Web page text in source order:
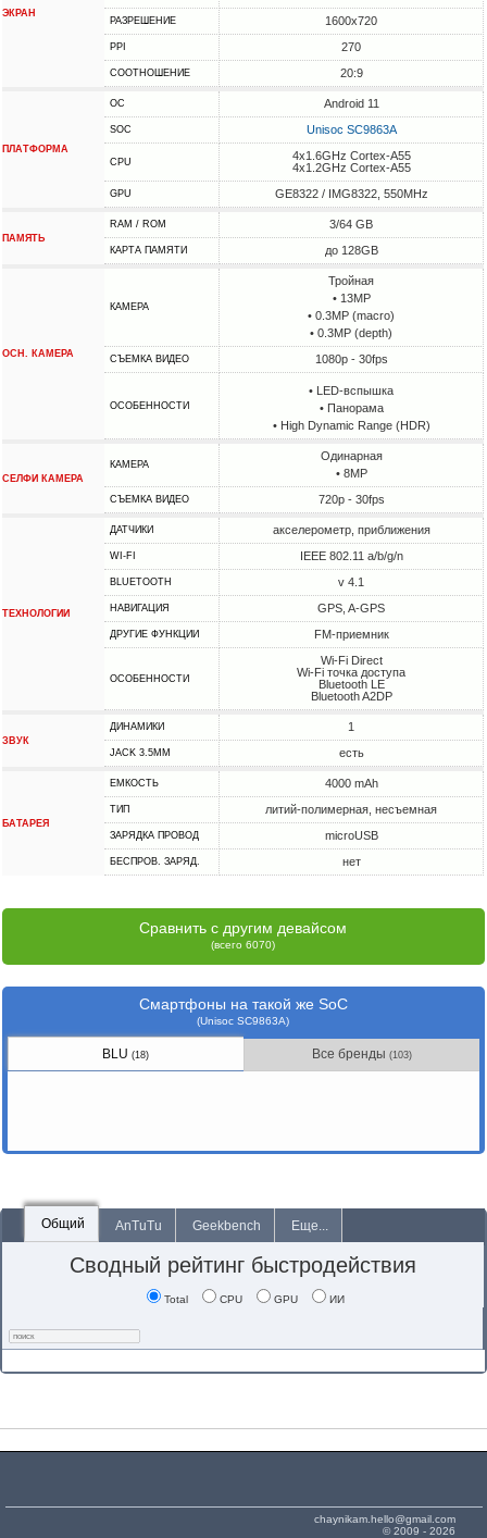
ЭКРАН
РАЗРЕШЕНИЕ 1600x720
PPI 270
СООТНОШЕНИЕ 20:9
ПЛАТФОРМА
ОС Android 11
SOC Unisoc SC9863A
CPU
4x1.6GHz Cortex-A55
4x1.2GHz Cortex-A55
GPU GE8322 / IMG8322, 550MHz
ПАМЯТЬ
RAM / ROM 3/64 GB
КАРТА ПАМЯТИ до 128GB
ОСН. КАМЕРА
КАМЕРА
Тройная
• 13MP
• 0.3MP (macro)
• 0.3MP (depth)
СЪЕМКА ВИДЕО 1080p - 30fps
ОСОБЕННОСТИ
• LED-вспышка
• Панорама
• High Dynamic Range (HDR)
СЕЛФИ КАМЕРА
КАМЕРА
Одинарная
• 8MP
СЪЕМКА ВИДЕО 720p - 30fps
ТЕХНОЛОГИИ
ДАТЧИКИ акселерометр, приближения
WI-FI IEEE 802.11 a/b/g/n
BLUETOOTH v 4.1
НАВИГАЦИЯ GPS, A-GPS
ДРУГИЕ ФУНКЦИИ FM-приемник
ОСОБЕННОСТИ
Wi-Fi Direct
Wi-Fi точка доступа
Bluetooth LE
Bluetooth A2DP
ЗВУК
ДИНАМИКИ 1
JACK 3.5MM есть
БАТАРЕЯ
ЕМКОСТЬ 4000 mAh
ТИП литий-полимерная, несъемная
ЗАРЯДКА ПРОВОД microUSB
БЕСПРОВ. ЗАРЯД. нет
Сравнить с другим девайсом
(всего 6070)
Смартфоны на такой же SoC
(Unisoc SC9863A)
BLU(18) Все бренды (103)
Общий AnTuTu Geekbench Еще...
Сводный рейтинг быстродействия
Total CPU GPU ИИ
chaynikam.hello@gmail.com
© 2009 - 2026